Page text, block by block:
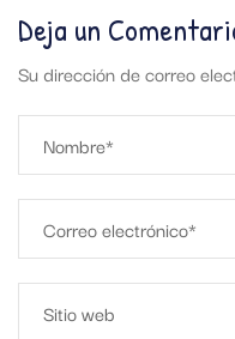
Deja un
Su dirección de correo